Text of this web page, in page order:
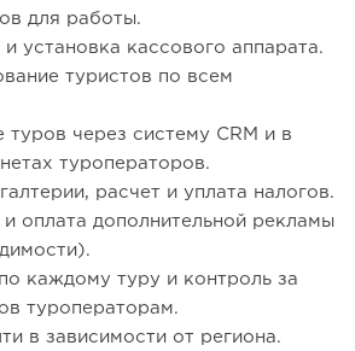
для работы.
и установка кассового аппарата.
туристов по всем
через систему CRM и в
туроператоров.
расчет и уплата налогов.
оплата дополнительной рекламы
каждому туру и контроль за
туроператорам.
в зависимости от региона.